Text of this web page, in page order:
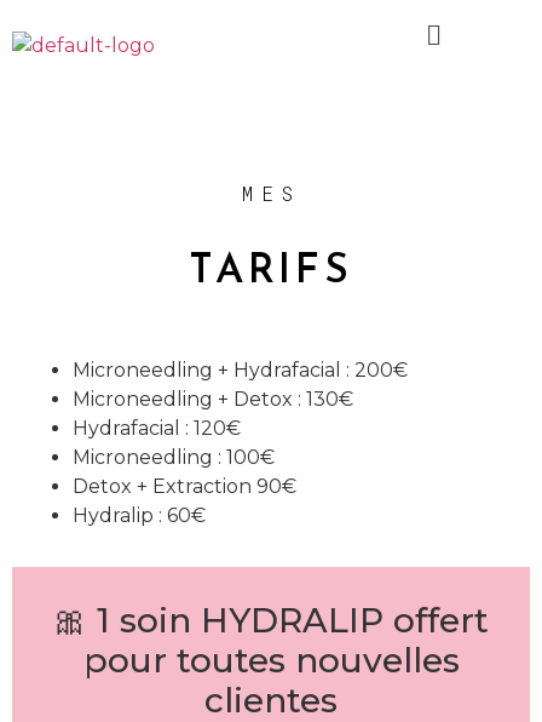
MES
TARIFS
Microneedling + Hydrafacial : 200€
Microneedling + Detox : 130€
Hydrafacial : 120€
Microneedling : 100€
Detox + Extraction 90€
Hydralip : 60€
🎀 1 soin HYDRALIP offert
pour toutes nouvelles
clientes